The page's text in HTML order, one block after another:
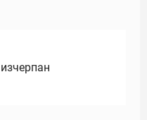
изчерпан